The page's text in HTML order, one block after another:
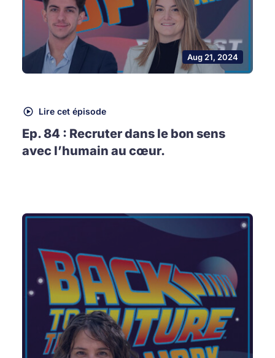
Aug 21, 2024
Lire cet épisode
Ep. 84 : Recruter dans le bon sens
avec l’humain au cœur.